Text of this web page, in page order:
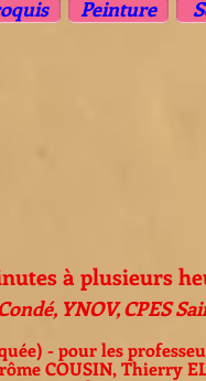
Peinture
à plusieurs
YNOV, CPES
- pour les
COUSIN,Thierry